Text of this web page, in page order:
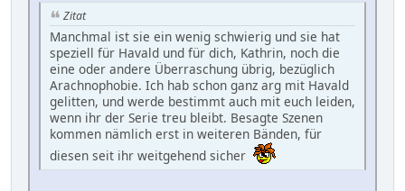
Zitat
Manchmal ist sie ein wenig schwierig und sie hat
speziell für Havald und für dich, Kathrin, noch die
eine oder andere Überraschung übrig, bezüglich
Arachnophobie. Ich hab schon ganz arg mit Havald
gelitten, und werde bestimmt auch mit euch leiden,
wenn ihr der Serie treu bleibt. Besagte Szenen
kommen nämlich erst in weiteren Bänden, für
diesen seit ihr weitgehend sicher